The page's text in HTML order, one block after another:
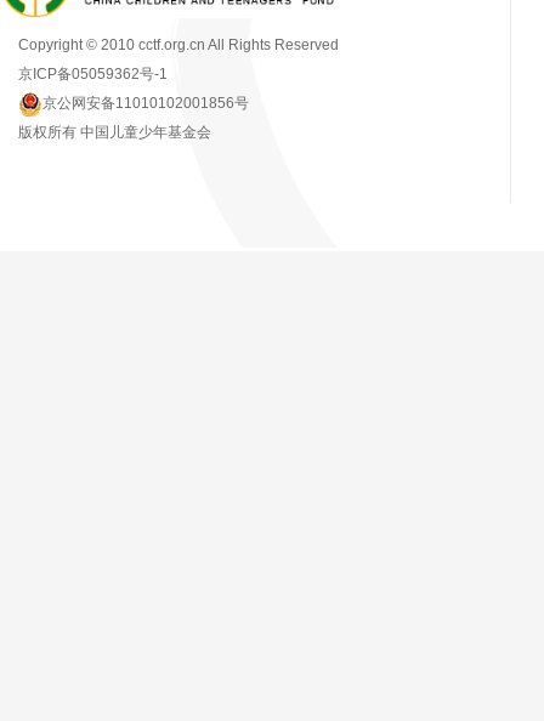
Copyright © 2010 cctf.org.cn All Rights Reserved
京ICP备05059362号-1
京公网安备11010102001856号
版权所有 中国儿童少年基金会